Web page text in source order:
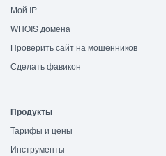
Мой IP
WHOIS домена
Проверить сайт на мошенников
Сделать фавикон
Продукты
Тарифы и цены
Инструменты